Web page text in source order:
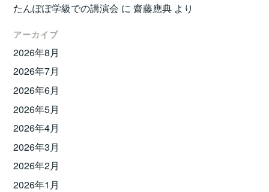
たんぽぽ学級での講演会 に齋藤應典 より
アーカイブ
2026年8月
2026年7月
2026年6月
2026年5月
2026年4月
2026年3月
2026年2月
2026年1月